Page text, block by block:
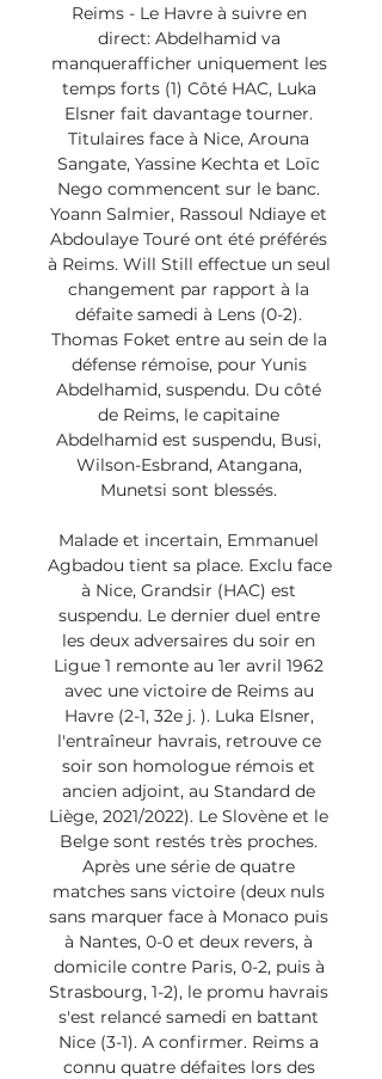
Reims - Le Havre à suivre en
direct: Abdelhamid va
manquerafficher uniquement les
temps forts (1) Côté HAC, Luka
Elsner fait davantage tourner.
Titulaires face à Nice, Arouna
Sangate, Yassine Kechta et Loïc
Nego commencent sur le banc.
Yoann Salmier, Rassoul Ndiaye et
Abdoulaye Touré ont été préférés
à Reims. Will Still effectue un seul
changement par rapport à la
défaite samedi à Lens (0-2).
Thomas Foket entre au sein de la
défense rémoise, pour Yunis
Abdelhamid, suspendu. Du côté
de Reims, le capitaine
Abdelhamid est suspendu, Busi,
Wilson-Esbrand, Atangana,
Munetsi sont blessés.
Malade et incertain, Emmanuel
Agbadou tient sa place. Exclu face
à Nice, Grandsir (HAC) est
suspendu. Le dernier duel entre
les deux adversaires du soir en
Ligue 1 remonte au 1er avril 1962
avec une victoire de Reims au
Havre (2-1, 32e j. ). Luka Elsner,
l'entraîneur havrais, retrouve ce
soir son homologue rémois et
ancien adjoint, au Standard de
Liège, 2021/2022). Le Slovène et le
Belge sont restés très proches.
Après une série de quatre
matches sans victoire (deux nuls
sans marquer face à Monaco puis
à Nantes, 0-0 et deux revers, à
domicile contre Paris, 0-2, puis à
Strasbourg, 1-2), le promu havrais
s'est relancé samedi en battant
Nice (3-1). A confirmer. Reims a
connu quatre défaites lors des